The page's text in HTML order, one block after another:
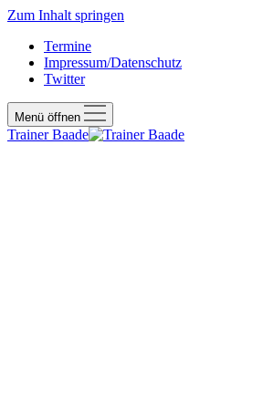
Zum Inhalt springen
Termine
Impressum/Datenschutz
Twitter
Menü öffnen
Trainer Baade